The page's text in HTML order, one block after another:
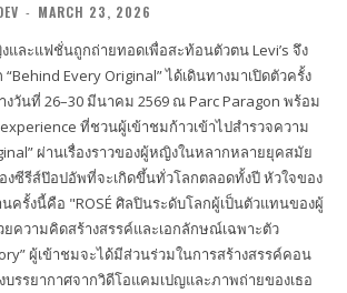
- MARCH 23, 2026
และแฟชั่นถูกถ่ายทอดเพื่อสะท้อนตัวตน Levi’s จึง
Every Original” ได้เดินทางมาเปิดตัวครั้ง
งวันที่ 26–30 มีนาคม 2569 ณ Parc Paragon พร้อม
ที่ชวนผู้เข้าชมก้าวเข้าไปสำรวจความ
ผ่านเรื่องราวของผู้หญิงในหลากหลายยุคสมัย
ส์ป๊อปอัพที่จะเกิดขึ้นทั่วโลกตลอดทั้งปี หัวใจของ
นครั้งนี้คือ "ROSÉ ศิลปินระดับโลกผู้เป็นตัวแทนของผู้
ความคิดสร้างสรรค์และเอกลักษณ์เฉพาะตัว
ผู้เข้าชมจะได้มีส่วนร่วมในการสร้างสรรค์คอน
บรรยากาศจากวิดีโอแคมเปญและภาพถ่ายของเธอ